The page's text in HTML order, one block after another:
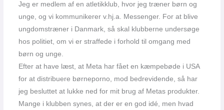
Jeg er medlem af en atletikklub, hvor jeg træner børn og
unge, og vi kommunikerer v.hj.a. Messenger. For at blive
ungdomstræner i Danmark, så skal klubberne undersøge
hos politiet, om vi er straffede i forhold til omgang med
børn og unge.
Efter at have læst, at Meta har fået en kæmpebøde i USA
for at distribuere børneporno, mod bedrevidende, så har
jeg besluttet at lukke ned for mit brug af Metas produkter.
Mange i klubben synes, at der er en god idé, men hvad